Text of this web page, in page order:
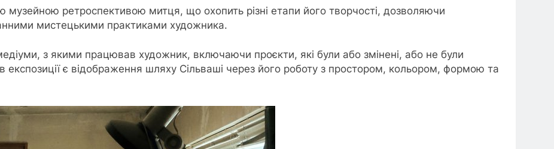
ретроспективою митця, що охопить різні етапи його творчості, дозволяючи
мистецькими практиками художника.
з якими працював художник, включаючи проєкти, які були або змінені, або не були
експозиції є відображення шляху Сільваші через його роботу з простором, кольором, формою та